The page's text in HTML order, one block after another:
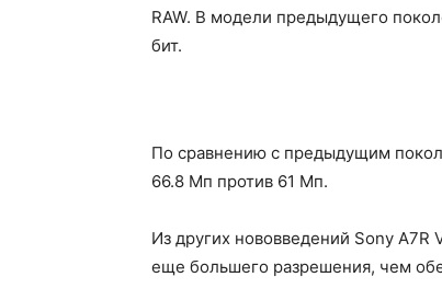
RAW. В модели предыдущего
бит.
По сравнению с предыдущим
66.8 Мп против 61 Мп.
Из других нововведений Sony
еще большего разрешения, чем